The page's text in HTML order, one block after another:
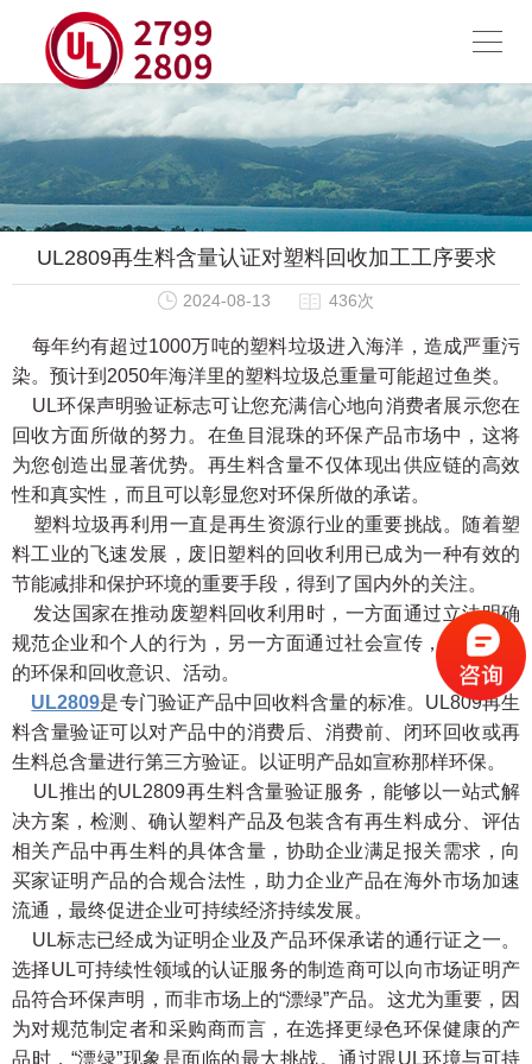
UL2809再生料含量认证对塑料回收加工工序要求
2024-08-13 436次
每年约有超过1000万吨的塑料垃圾进入海洋，造成严重污
染。预计到2050年海洋里的塑料垃圾总重量可能超过鱼类。
UL环保声明验证标志可让您充满信心地向消费者展示您在
回收方面所做的努力。在鱼目混珠的环保产品市场中，这将
为您创造出显著优势。再生料含量不仅体现出供应链的高效
性和真实性，而且可以彰显您对环保所做的承诺。
塑料垃圾再利用一直是再生资源行业的重要挑战。随着塑
料工业的飞速发展，废旧塑料的回收利用已成为一种有效的
节能减排和保护环境的重要手段，得到了国内外的关注。
发达国家在推动废塑料回收利用时，一方面通过立法明确
规范企业和个人的行为，另一方面通过社会宣传，提高公众
的环保和回收意识、活动。
UL2809是专门验证产品中回收料含量的标准。UL809再生
料含量验证可以对产品中的消费后、消费前、闭环回收或再
生料总含量进行第三方验证。以证明产品如宣称那样环保。
UL推出的UL2809再生料含量验证服务，能够以一站式解
决方案，检测、确认塑料产品及包装含有再生料成分、评估
相关产品中再生料的具体含量，协助企业满足报关需求，向
买家证明产品的合规合法性，助力企业产品在海外市场加速
流通，最终促进企业可持续经济持续发展。
UL标志已经成为证明企业及产品环保承诺的通行证之一。
选择UL可持续性领域的认证服务的制造商可以向市场证明产
品符合环保声明，而非市场上的“漂绿”产品。这尤为重要，因
为对规范制定者和采购商而言，在选择更绿色环保健康的产
品时，“漂绿”现象是面临的最大挑战。通过跟UL环境与可持